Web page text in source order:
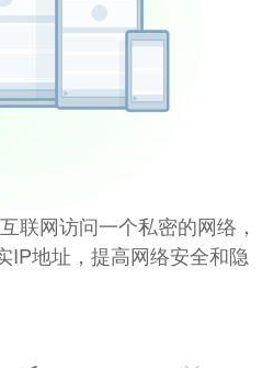
联网访问一个私密的网络，
IP地址，提高网络安全和隐